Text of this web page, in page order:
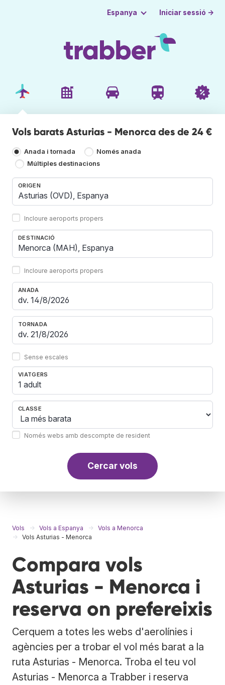
Espanya Iniciar sessió →
Vols barats Asturias - Menorca des de 24 €
Anada i tornada
Només anada
Múltiples destinacions
ORIGEN
Incloure aeroports propers
DESTINACIÓ
Incloure aeroports propers
ANADA
TORNADA
Sense escales
VIATGERS
1 adult
CLASSE
Només webs amb descompte de resident
Cercar vols
Vols Vols a Espanya
Vols a Menorca
Vols Asturias - Menorca
Compara vols
Asturias - Menorca i
reserva on prefereixis
Cerquem a totes les webs d'aerolínies i
agències per a trobar el vol més barat a la
ruta Asturias - Menorca. Troba el teu vol
Asturias - Menorca a Trabber i reserva